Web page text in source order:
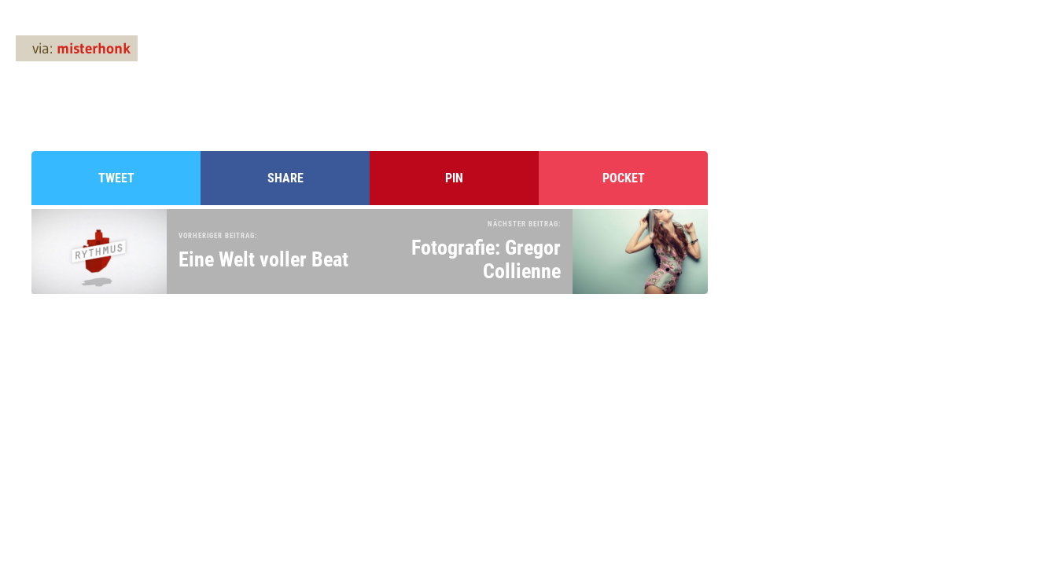
via: misterhonk
TWEET SHARE PIN POCKET
VORHERIGER BEITRAG:
Eine Welt voller Beat
NÄCHSTER BEITRAG:
Fotografie: Gregor
Collienne